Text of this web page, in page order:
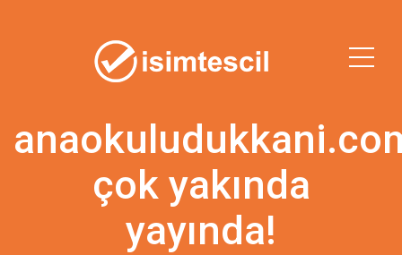
çok yakında
yayında!